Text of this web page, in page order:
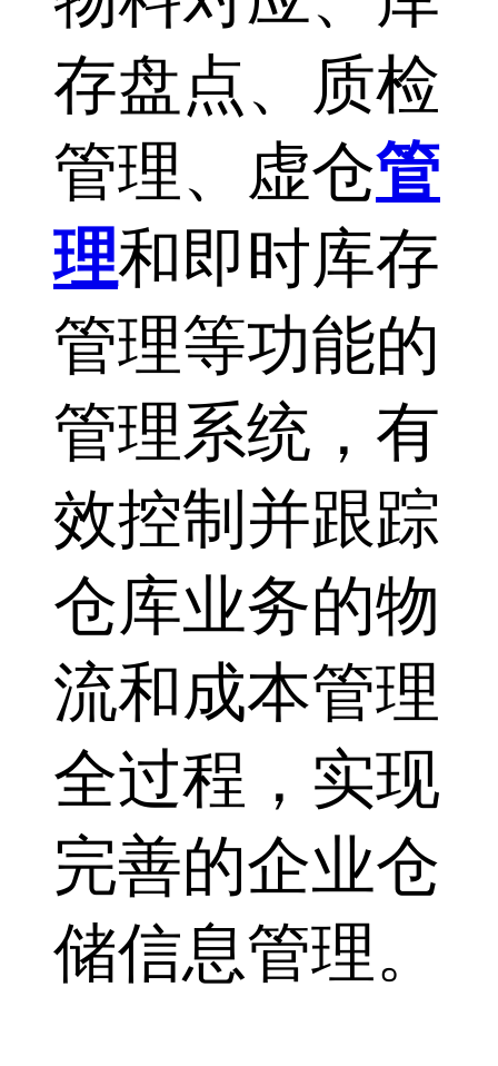
存盘点、质检
管理、虚仓管
理和即时库存
管理等功能的
管理系统，有
效控制并跟踪
仓库业务的物
流和成本管理
全过程，实现
完善的企业仓
储信息管理。